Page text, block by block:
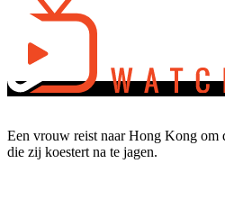
Een vrouw reist naar Hong Kong om
die zij koestert na te jagen.